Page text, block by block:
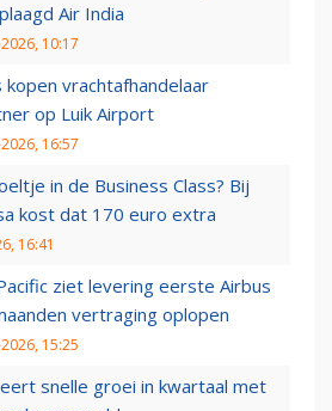
Air India
10:17
kopen vrachtafhandelaar
op Luik Airport
16:57
in de Business Class? Bij
kost dat 170 euro extra
16:41
ziet levering eerste Airbus
vertraging oplopen
15:25
snelle groei in kwartaal met